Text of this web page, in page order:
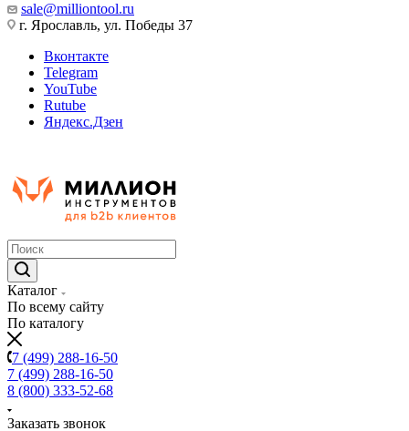
sale@milliontool.ru
г. Ярославль, ул. Победы 37
Вконтакте
Telegram
YouTube
Rutube
Яндекс.Дзен
Каталог
По всему сайту
По каталогу
7 (499) 288-16-50
7 (499) 288-16-50
8 (800) 333-52-68
Заказать звонок